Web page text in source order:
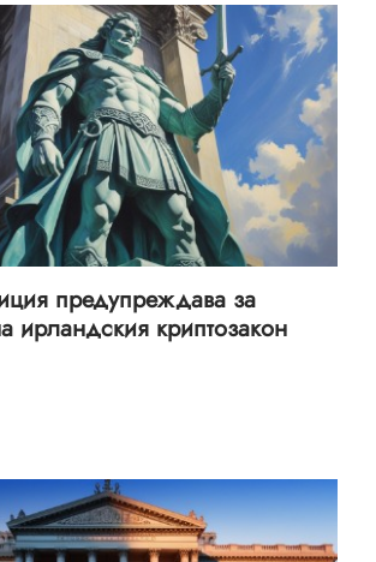
предупреждава за
ирландския криптозакон